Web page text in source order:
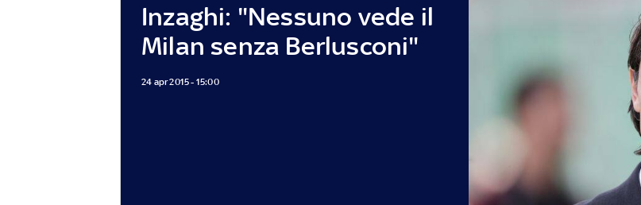
Inzaghi: "Nessuno vede il
Milan senza Berlusconi"
24 apr 2015 - 15:00